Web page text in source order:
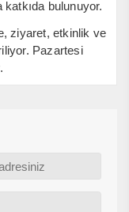
bulunuyor.
ziyaret, etkinlik ve
Pazartesi